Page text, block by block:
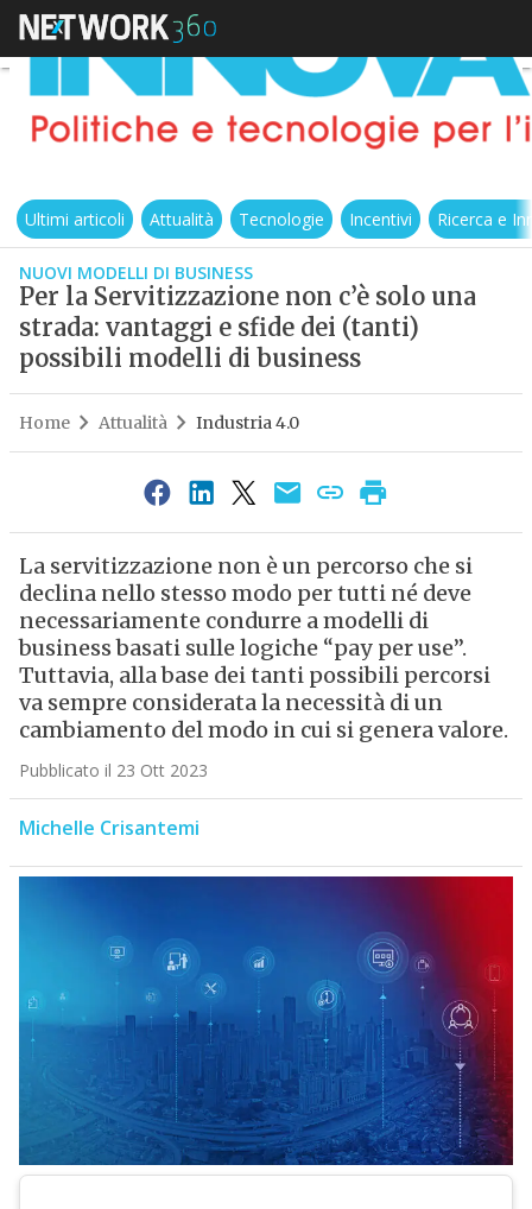
Ultimi articoli Attualità Tecnologie Incentivi Ricerca e
NUOVI MODELLI DI BUSINESS
Per la Servitizzazione non c’è solo una
strada: vantaggi e sfide dei (tanti)
possibili modelli di business
Home Attualità Industria 4.0
La servitizzazione non è un percorso che si
declina nello stesso modo per tutti né deve
necessariamente condurre a modelli di
business basati sulle logiche “pay per use”.
Tuttavia, alla base dei tanti possibili percorsi
va sempre considerata la necessità di un
cambiamento del modo in cui si genera valore.
Pubblicato il 23 Ott 2023
Michelle Crisantemi